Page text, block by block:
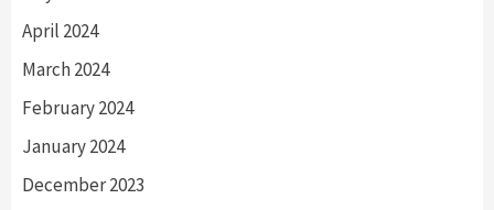
April 2024
March 2024
February 2024
January 2024
December 2023